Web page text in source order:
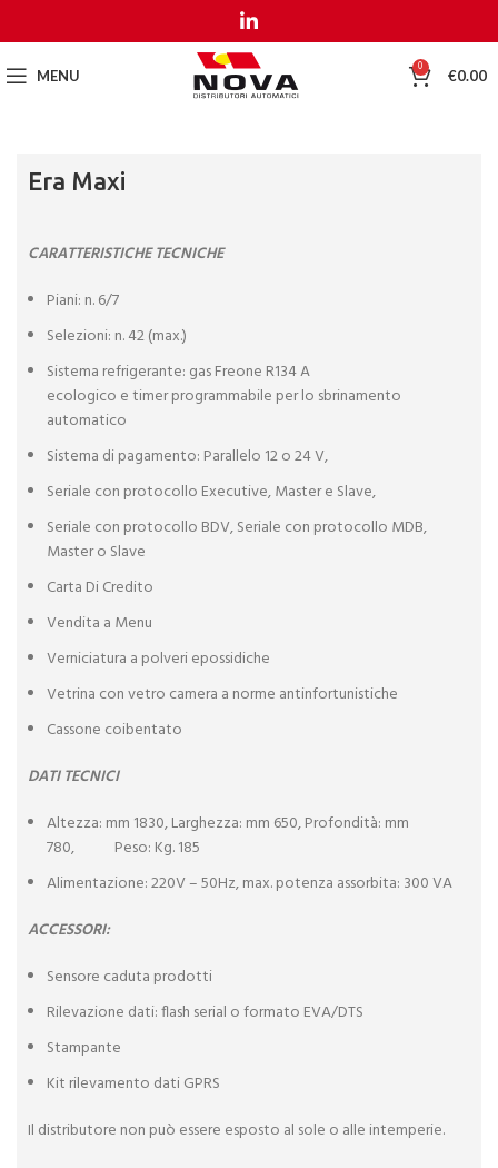
MENU 0 €0.00
Era Maxi
CARATTERISTICHE TECNICHE
Piani: n. 6/7
Selezioni: n. 42 (max.)
Sistema refrigerante: gas Freone R134 A
ecologico e timer programmabile per lo sbrinamento
automatico
Sistema di pagamento: Parallelo 12 o 24 V,
Seriale con protocollo Executive, Master e Slave,
Seriale con protocollo BDV, Seriale con protocollo MDB,
Master o Slave
Carta Di Credito
Vendita a Menu
Verniciatura a polveri epossidiche
Vetrina con vetro camera a norme antinfortunistiche
Cassone coibentato
DATI TECNICI
Altezza: mm 1830, Larghezza: mm 650, Profondità: mm
780, Peso: Kg. 185
Alimentazione: 220V – 50Hz, max. potenza assorbita: 300 VA
ACCESSORI:
Sensore caduta prodotti
Rilevazione dati: flash serial o formato EVA/DTS
Stampante
Kit rilevamento dati GPRS
Il distributore non può essere esposto al sole o alle intemperie.
MENU
MENU